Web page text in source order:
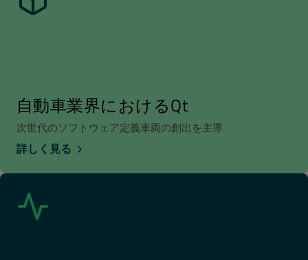
自動車業界におけるQt
次世代のソフトウェア定義車両の創出を主導
詳しく見る